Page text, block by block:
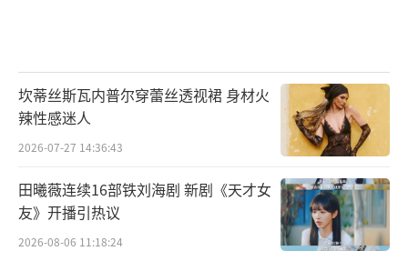
为《王者荣耀》十周年献唱的主题曲《明日坐
标》。此外，林俊杰与A-Lin黄丽玲合作的《在
月蚀里抱紧我》，蔡依林回归专辑同名歌曲《P
leasure》，蔡徐坤《Deadman》《Jasmin
e》两首热单、汪苏泷《像晴天像雨天》和刀郎
《命运的赛勒克》也凭借其鲜明的音乐特色与
扎实的听众基础，共同入选这份年度名单。
坎蒂丝斯瓦内普尔穿蕾丝透视裙 身材火
辣性感迷人
2026-07-27 14:36:43
田曦薇连续16部铁刘海剧 新剧《天才女
友》开播引热议
2026-08-06 11:18:24